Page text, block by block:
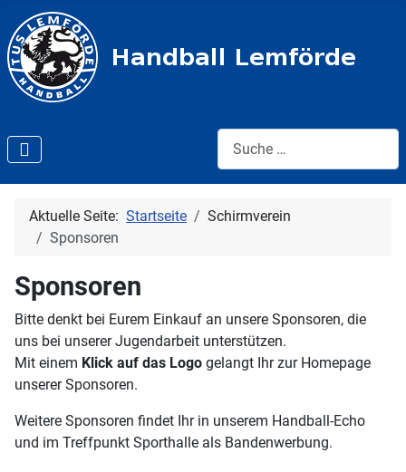
Suche:
Aktuelle Seite: Startseite
Schirmverein
Sponsoren
Sponsoren
Bitte denkt bei Eurem Einkauf an unsere Sponsoren, die
uns bei unserer Jugendarbeit unterstützen.
Mit einem Klick auf das Logo gelangt Ihr zur Homepage
unserer Sponsoren.
Weitere Sponsoren findet Ihr in unserem Handball-Echo
und im Treffpunkt Sporthalle als Bandenwerbung.